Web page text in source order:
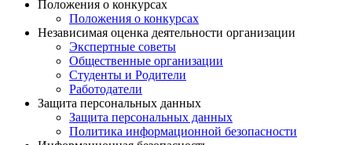
Положения о конкурсах
Положения о конкурсах
Независимая оценка деятельности организации
Экспертные советы
Общественные организации
Студенты и Родители
Работодатели
Защита персональных данных
Защита персональных данных
Политика информационной безопасности